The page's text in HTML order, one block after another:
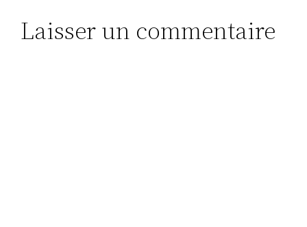
Laisser un commentaire